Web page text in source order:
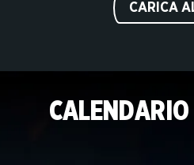
CARICA
CALENDARIO